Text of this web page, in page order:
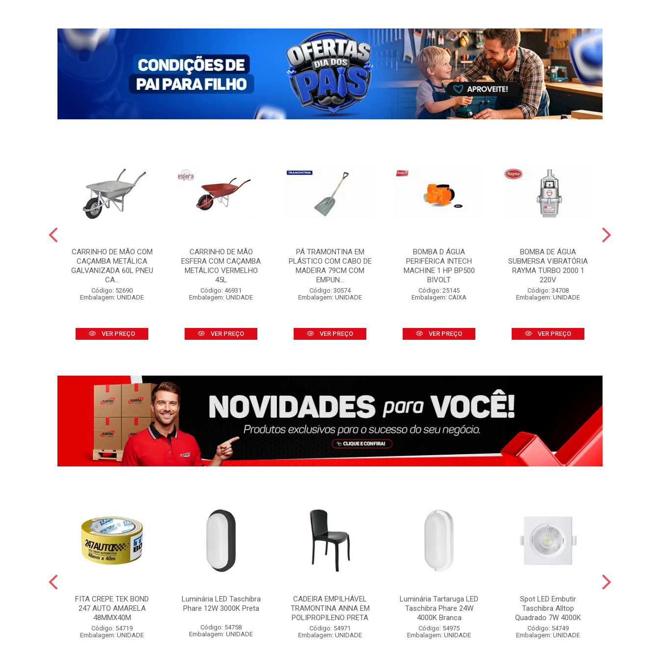
CARRINHO DE MÃO COM
CAÇAMBA METÁLICA
GALVANIZADA 60L PNEU
CA...
Código: 52690
Embalagem: UNIDADE
VER PREÇO
CARRINHO DE MÃO
ESFERA COM CAÇAMBA
METÁLICO VERMELHO
45L
Código: 46931
Embalagem: UNIDADE
VER PREÇO
PÁ TRAMONTINA EM
PLÁSTICO COM CABO DE
MADEIRA 79CM COM
EMPUN...
Código: 30574
Embalagem: UNIDADE
VER PREÇO
BOMBA D ÁGUA
PERIFÉRICA INTECH
MACHINE 1 HP BP500
BIVOLT
Código: 25145
Embalagem: CAIXA
VER PREÇO
BOMBA DE ÁGUA
SUBMERSA VIBRATÓRIA
RAYMA TURBO 2000 1
220V
Código: 34708
Embalagem: UNIDADE
VER PREÇO
FITA CREPE TEK BOND
247 AUTO AMARELA
48MMX40M
Código: 54719
Embalagem: UNIDADE
Luminária LED Taschibra
Phare 12W 3000K Preta
Código: 54758
Embalagem: UNIDADE
CADEIRA EMPILHÁVEL
TRAMONTINA ANNA EM
POLIPROPILENO PRETA
Código: 54971
Embalagem: UNIDADE
Luminária Tartaruga LED
Taschibra Phare 24W
4000K Branca
Código: 54975
Embalagem: UNIDADE
Spot LED Embutir
Taschibra Alltop
Quadrado 7W 4000K
Código: 54749
Embalagem: UNIDADE